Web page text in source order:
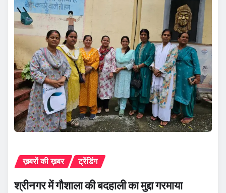
ख़बरों की ख़बर ट्रेंडिंग
श्रीनगर में गौशाला की बदहाली का मुद्दा गरमाया